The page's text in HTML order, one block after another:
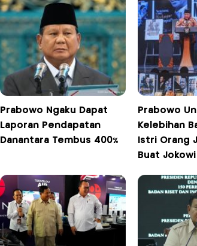
Prabowo Ngaku Dapat
Laporan Pendapatan
Danantara Tembus 400%
Prabowo
Kelebihan
Istri Orang
Buat